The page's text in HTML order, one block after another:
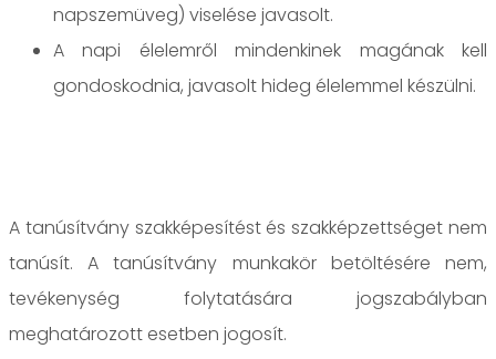
napszemüveg) viselése javasolt.
A napi élelemről mindenkinek magának kell
gondoskodnia, javasolt hideg élelemmel készülni.
A tanúsítvány szakképesítést és szakképzettséget nem
tanúsít. A tanúsítvány munkakör betöltésére nem,
tevékenység folytatására jogszabályban
meghatározott esetben jogosít.